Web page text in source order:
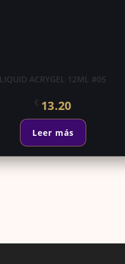
LIQUID ACRYGEL 12ML #05
13.20
Leer más